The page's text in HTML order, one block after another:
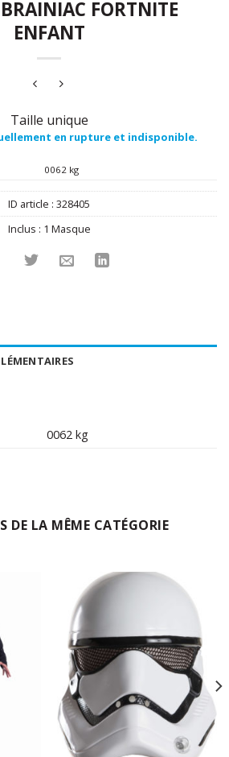
FORTNITE
ENFANT
Taille unique
en rupture et indisponible.
0062 kg
ID article : 328405
Inclus : 1 Masque
0062 kg
DE LA MÊME CATÉGORIE